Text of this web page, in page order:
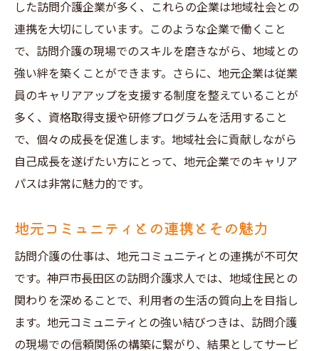
した訪問介護企業が多く、これらの企業は地域社会との
連携を大切にしています。このような企業で働くこと
で、訪問介護の現場でのスキルを磨きながら、地域との
強い絆を築くことができます。さらに、地元企業は従業
員のキャリアアップを支援する制度を整えていることが
多く、資格取得支援や研修プログラムを活用すること
で、個々の成長を促進します。地域社会に貢献しながら
自己成長を遂げたい方にとって、地元企業でのキャリア
パスは非常に魅力的です。
地元コミュニティとの連携とその魅力
訪問介護の仕事は、地元コミュニティとの連携が不可欠
です。神戸市長田区の訪問介護求人では、地域住民との
関わりを深めることで、利用者の生活の質向上を目指し
ます。地元コミュニティとの強い結びつきは、訪問介護
の現場での信頼関係の構築に繋がり、結果としてサービ